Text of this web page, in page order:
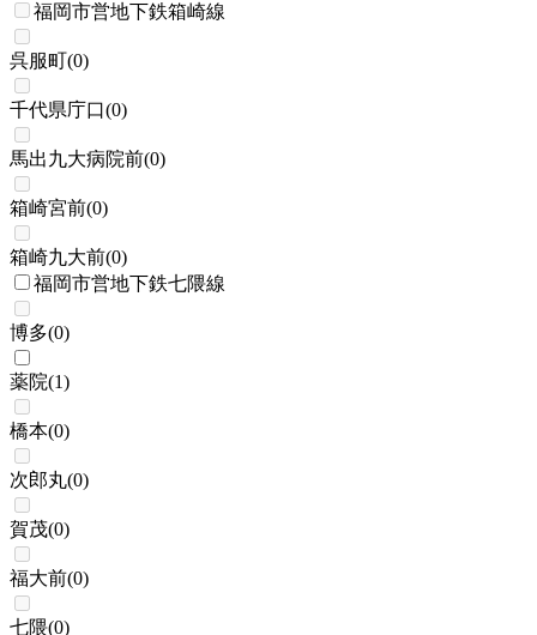
福岡市営地下鉄箱崎線
呉服町(0)
千代県庁口(0)
馬出九大病院前(0)
箱崎宮前(0)
箱崎九大前(0)
福岡市営地下鉄七隈線
博多(0)
薬院(1)
橋本(0)
次郎丸(0)
賀茂(0)
福大前(0)
七隈(0)